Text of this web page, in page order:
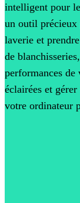
intelligent pour
un outil précieux
laverie et
de
performances de
éclairées et
votre ordinateur